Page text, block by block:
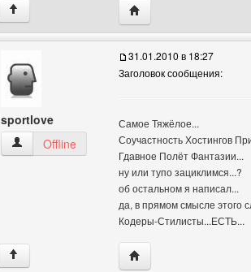
↑ Посетить сайт
sportlove
sportlove Посмотреть профиль
Offline
31.01.2010 в 18:27
Заголовок сообщения:
Самое Тяжёлое...
Соучастность Хостингов
Гдавное Полёт Фантазии...
ну или тупо зациклимся...?
об остальном я написал...
да, в прямом смысле этого
Кодеры-Стилисты...ЕСТЬ...
↑ Посетить сайт